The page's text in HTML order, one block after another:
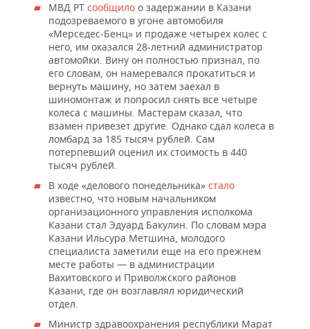
МВД РТ сообщило о задержании в Казани
подозреваемого в угоне автомобиля
«Мерседес-Бенц» и продаже четырех колес с
него, им оказался 28-летний администратор
автомойки. Вину он полностью признал, по
его словам, он намеревался прокатиться и
вернуть машину, но затем заехал в
шиномонтаж и попросил снять все четыре
колеса с машины. Мастерам сказал, что
взамен привезет другие. Однако сдал колеса в
ломбард за 185 тысяч рублей. Сам
потерпевший оценил их стоимость в 440
тысяч рублей.
В ходе «делового понедельника» стало
известно, что новым начальником
организационного управления исполкома
Казани стал Эдуард Бакулин. По словам мэра
Казани Ильсура Метшина, молодого
специалиста заметили еще на его прежнем
месте работы — в администрации
Вахитовского и Приволжского районов
Казани, где он возглавлял юридический
отдел.
Министр здравоохранения республики Марат